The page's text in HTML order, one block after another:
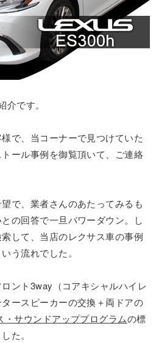
です。
で、当コーナーで見つけていた
ール事例を御覧頂いて、ご連絡
で、業者さんのあたってみるも
の回答で一旦パワーダウン。し
して、当店のレクサス車の事例
う流れでした。
ント3way（コアキシャルハイレ
ースピーカーの交換＋両ドアの
・サウンドアッププログラムの標
た。